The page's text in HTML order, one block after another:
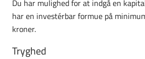
Du har mulighed for at indgå en
har en investérbar formue på
kroner.
Tryghed